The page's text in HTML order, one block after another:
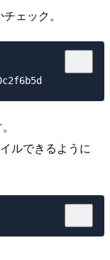
ェック。
ルできるように